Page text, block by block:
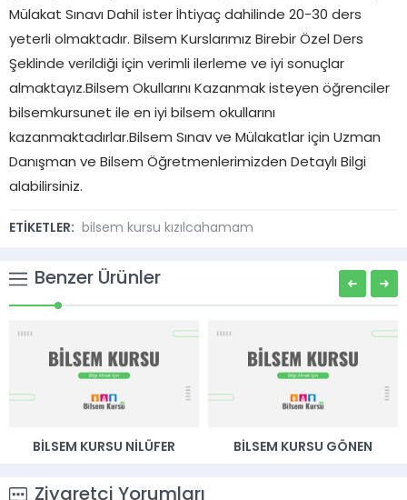
Mülakat Sınavı Dahil ister İhtiyaç dahilinde 20-30 ders
yeterli olmaktadır. Bilsem Kurslarımız Birebir Özel Ders
Şeklinde verildiği için verimli ilerleme ve iyi sonuçlar
almaktayız.Bilsem Okullarını Kazanmak isteyen öğrenciler
bilsemkursunet ile en iyi bilsem okullarını
kazanmaktadırlar.Bilsem Sınav ve Mülakatlar için Uzman
Danışman ve Bilsem Öğretmenlerimizden Detaylı Bilgi
alabilirsiniz.
ETİKETLER: bilsem kursu kızılcahamam
Benzer Ürünler
BILSEM KURSU NILÜFER BILSEM KURSU GÖNEN
Ziyaretçi Yorumları